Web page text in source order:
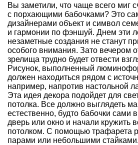
Вы заметили, что чаще всего миг
с порхающими бабочками? Это
дизайнерами объект и символ
и гармонии по фэн­шуй. Днем эти
незаметные создания не станут
особого внимания. Зато вечером
зрелища трудно будет отвести
Рисунок, выполненный
должен находиться рядом с
например, напротив настольной
Эта идея декора подойдет для
потолка. Все должно выглядеть
естественно, будто бабочки сами
дверь или окно и начали кружить
потолком. С помощью трафарета
парами или небольшими стайками.